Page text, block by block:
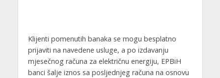
Klijenti pomenutih banaka se mogu besplatno
prijaviti na navedene usluge, a po izdavanju
mjesečnog računa za električnu energiju, EPBiH
banci šalje iznos sa posljednjeg računa na osnovu